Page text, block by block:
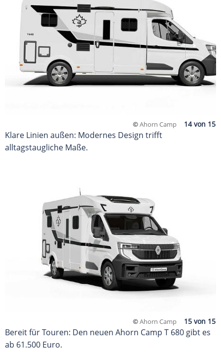
©Ahorn Camp
Klare Linien außen: Modernes Design trifft
alltagstaugliche Maße.
©Ahorn Camp
Bereit für Touren: Den neuen Ahorn Camp T 680 gibt es
ab 61.500 Euro.